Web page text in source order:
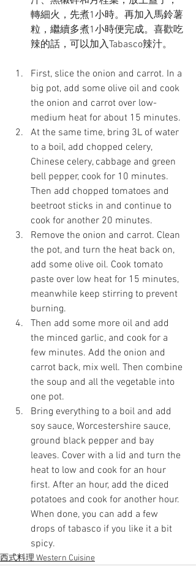
轉細火，先煮1小時。再加入馬鈴薯
粒，繼續多煮1小時便完成。喜歡吃
辣的話，可以加入Tabasco辣汁。
First, slice the onion and carrot. In a
big pot, add some olive oil and cook
the onion and carrot over low-
medium heat for about 15 minutes.
At the same time, bring 3L of water
to a boil, add chopped celery,
Chinese celery, cabbage and green
bell pepper, cook for 10 minutes.
Then add chopped tomatoes and
beetroot sticks in and continue to
cook for another 20 minutes.
Remove the onion and carrot. Clean
the pot, and turn the heat back on,
add some olive oil. Cook tomato
paste over low heat for 15 minutes,
meanwhile keep stirring to prevent
burning.
Then add some more oil and add
the minced garlic, and cook for a
few minutes. Add the onion and
carrot back, mix well. Then combine
the soup and all the vegetable into
one pot.
Bring everything to a boil and add
soy sauce, Worcestershire sauce,
ground black pepper and bay
leaves. Cover with a lid and turn the
heat to low and cook for an hour
first. After an hour, add the diced
potatoes and cook for another hour.
When done, you can add a few
drops of tabasco if you like it a bit
spicy.
西式料理 Western Cuisine